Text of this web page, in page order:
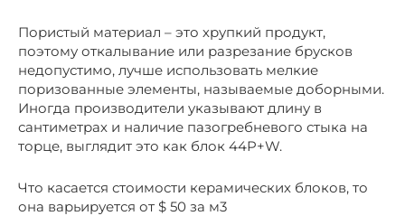
Пористый материал – это хрупкий продукт,
поэтому откалывание или разрезание брусков
недопустимо, лучше использовать мелкие
поризованные элементы, называемые доборными.
Иногда производители указывают длину в
сантиметрах и наличие пазогребневого стыка на
торце, выглядит это как блок 44P+W.
Что касается стоимости керамических блоков, то
она варьируется от $ 50 за м3